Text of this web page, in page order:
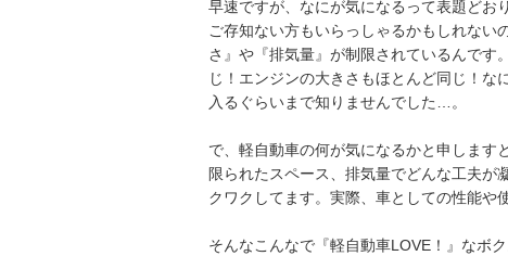
早速ですが、なにが気になるって表題どお
ご存知ない方もいらっしゃるかもしれない
さ』や『排気量』が制限されているんです
じ！エンジンの大きさもほとんど同じ！
入るぐらいまで知りませんでした…。
で、軽自動車の何が気になるかと申します
限られたスペース、排気量でどんな工夫が
クワクしてます。実際、車としての性能や
そんなこんなで『軽自動車LOVE！』なボ